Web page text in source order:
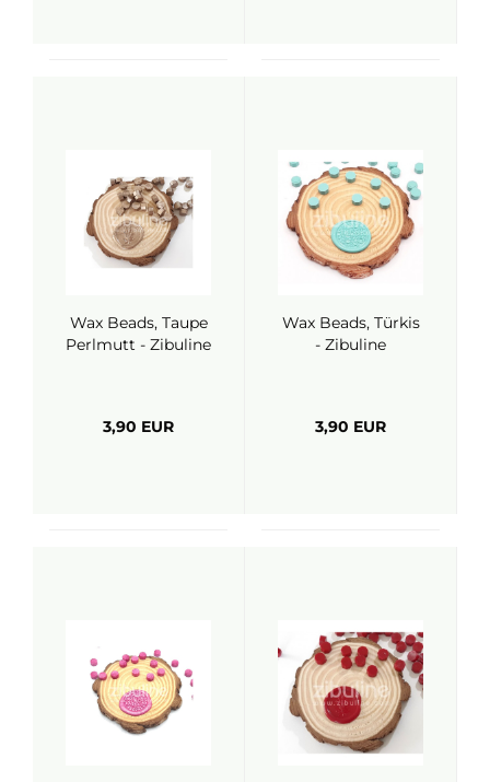
Wax Beads, Taupe
Perlmutt - Zibuline
3,90 EUR
Wax Beads, Türkis
- Zibuline
3,90 EUR